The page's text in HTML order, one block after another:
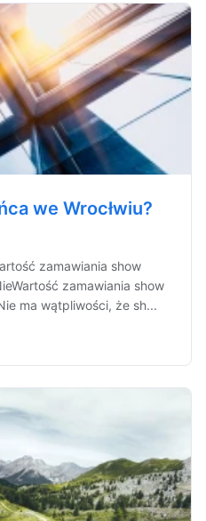
we Wrocłwiu?
zamawiania show
zamawiania show
ma wątpliwości, że sh...